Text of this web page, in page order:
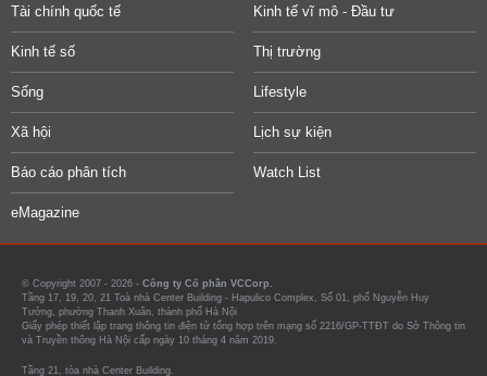
Tài chính quốc tế Kinh tế vĩ mô - Đầu tư
Kinh tế số Thị trường
Sống Lifestyle
Xã hội Lịch sự kiện
Báo cáo phân tích Watch List
eMagazine
© Copyright 2007 - 2026 - Công ty Cổ phần VCCorp.
Tầng 17, 19, 20, 21 Toà nhà Center Building - Hapulico Complex, Số 01, phố Nguyễn Huy
Tưởng, phường Thanh Xuân, thành phố Hà Nội
Giấy phép thiết lập trang thông tin điện tử tổng hợp trên mạng số 2216/GP-TTĐT do Sở Thông tin
và Truyền thông Hà Nội cấp ngày 10 tháng 4 năm 2019.
Tầng 21, tòa nhà Center Building.